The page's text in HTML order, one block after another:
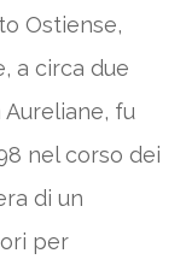
Ostiense,
a circa due
fu
nel corso dei
di un
per